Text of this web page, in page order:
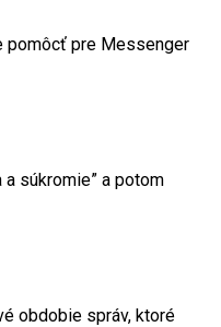
pomôcť pre Messenger
súkromie” a potom
obdobie správ, ktoré